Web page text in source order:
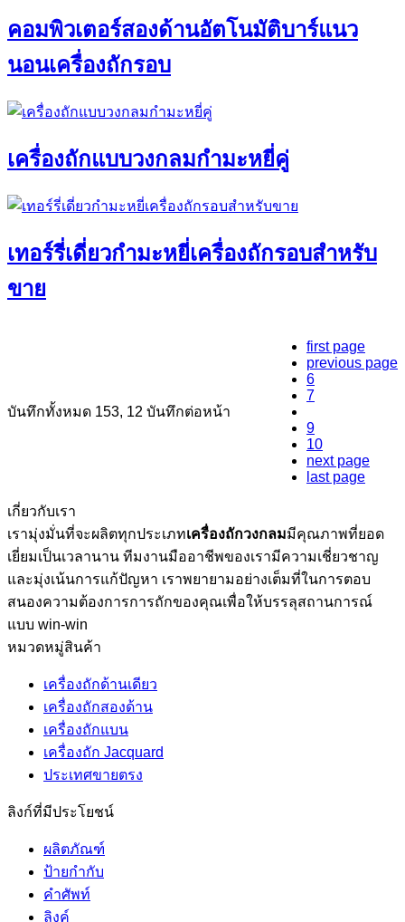
คอมพิวเตอร์สองด้านอัตโนมัติบาร์แนว
นอนเครื่องถักรอบ
เครื่องถักแบบวงกลมกำมะหยี่คู่
เทอร์รี่เดี่ยวกำมะหยี่เครื่องถักรอบสำหรับ
ขาย
บันทึกทั้งหมด 153, 12 บันทึกต่อหน้า
first page
previous page
6
7
9
10
next page
last page
เกี่ยวกับเรา
เรามุ่งมั่นที่จะผลิตทุกประเภทเครื่องถักวงกลมมีคุณภาพที่ยอด
เยี่ยมเป็นเวลานาน ทีมงานมืออาชีพของเรามีความเชี่ยวชาญ
และมุ่งเน้นการแก้ปัญหา เราพยายามอย่างเต็มที่ในการตอบ
สนองความต้องการการถักของคุณเพื่อให้บรรลุสถานการณ์
แบบ win-win
หมวดหมู่สินค้า
เครื่องถักด้านเดียว
เครื่องถักสองด้าน
เครื่องถักแบน
เครื่องถัก Jacquard
ประเทศขายตรง
ลิงก์ที่มีประโยชน์
ผลิตภัณฑ์
ป้ายกำกับ
คำศัพท์
ลิงค์